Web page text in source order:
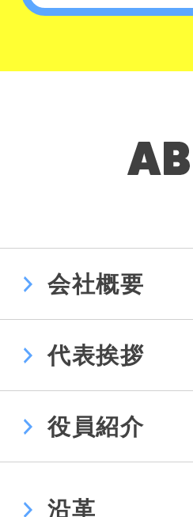
会社概要
代表挨拶
役員紹介
沿革